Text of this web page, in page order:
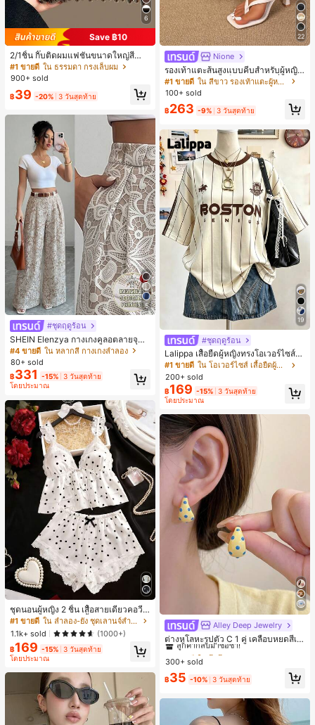
6
Save ฿10
2/1ชิ้น กิ๊บติดผมแฟชั่นขนาดใหญ่สีน้ำ
ตาลชานมสำหรับผู้หญิง เหมาะสำหรับก
ารอาบน้ำ ล้างหน้า และจัดแต่งทรงผม
#1 ขายดี ใน ธรรมดา กรงเล็บผม
900+ sold
฿39 -20% 3 วันสุดท้าย
5
#ชุดฤดูร้อน
SHEIN Elenzya กางเกงคูลอตลายจุดเ
อวสูงแบบใหม่สำหรับฤดูใบไม้ผลิ/ฤดูร้อ
น, สไตล์หรูหราเหมาะสำหรับใส่ในชีวิต
ประจำวันและทำงาน, ให้ความรู้สึกวินเ
ทจสำหรับฤดูรับปริญญา, เทศกาลดนตร
ี, การแข่งม้าดาร์บี้, วันประกาศอิสรภาพ
#4 ขายดี ใน หลากสี กางเกงลำลอง
80+ sold
฿331 -15% 3 วันสุดท้าย
โดยประมาณ
ชุดนอนผู้หญิง 2 ชิ้น เสื้อสายเดี่ยวคอวีลู
กไม้ พร้อมกางเกงขาสั้นแต่งลูกไม้ แต่ง
โบว์ที่เอว ชุดลำลองผู้หญิงนุ่มสบายน่ารั
ก สไตล์เอสเธติก
#1 ขายดี
ใน ลำลอง-ยัง ชุดเลานจ์สำหรับผู้หญิง
1.1k+ sold
(1000+)
฿169 -15% 3 วันสุดท้าย
โดยประมาณ
22
Nione
รองเท้าแตะส้นสูงแบบคีบสำหรับผู้หญิง
สไตล์คลาสสิก สีบล็อก สไตล์แฟรี่ฤดูร้อ
น ส้นเข็ม รองเท้าแตะแบบคีบ รองเท้าแ
ตะชายหาดแฟชั่นสายไขว้ รองเท้าผู้ห
ญิง สำหรับออฟฟิศ บ้าน กลางแจ้ง ดีไซ
น์หัวเหลี่ยม ชิคและหรูหรา สำหรับเดทไ
นท์
#1 ขายดี
ใน สีขาว รองเท้าแตะผู้หญิง
100+ sold
฿263 -9% 3 วันสุดท้าย
19
#ชุดฤดูร้อน
Lalippa เสื้อยืดผู้หญิงทรงโอเวอร์ไซส์ค
วามยาวกลาง คอกลม ไหล่ตก ลายพิมพ์
ตัวอักษรและลายทางแนวตั้ง สไตล์แฟชั่
นมินิมอล ของขวัญให้เพื่อน
#1 ขายดี
ใน โอเวอร์ไซส์ เสื้อยืดผู้หญิง
200+ sold
฿169 -15% 3 วันสุดท้าย
โดยประมาณ
Alley Deep Jewelry
ต่างหูโลหะรูปตัว C 1 คู่ เคลือบหยดสีเห
ลือง ลายจุดสีน้ำเงิน สไตล์ยุโรปและอเม
ริกัน แฟชั่นส่วนตัว หวานและสง่างาม
สำหรับผู้หญิงและเด็กหญิง สำหรับการเ
ดินทาง งานแต่งงาน ปาร์ตี้ วันเกิด ของ
#1 ขายดี ใน โบโฮ ต่างหูผู้หญิง
ลูกค้ากลับมาซื้อซ้ำ!
เกือบหมดแล้ว!
#1 ขายดี ใน โบโฮ ต่างหูผู้หญิง
ลูกค้ากลับมาซื้อซ้ำ!
เกือบหมดแล้ว!
#1 ขายดี ใน โบโฮ ต่างหูผู้หญิง
ลูกค้ากลับมาซื้อซ้ำ!
เกือบหมดแล้ว!
#1 ขายดี ใน โบโฮ ต่างหูผู้หญิง
เกือบหมดแล้ว!
300+ sold
฿35 -10% 3 วันสุดท้าย